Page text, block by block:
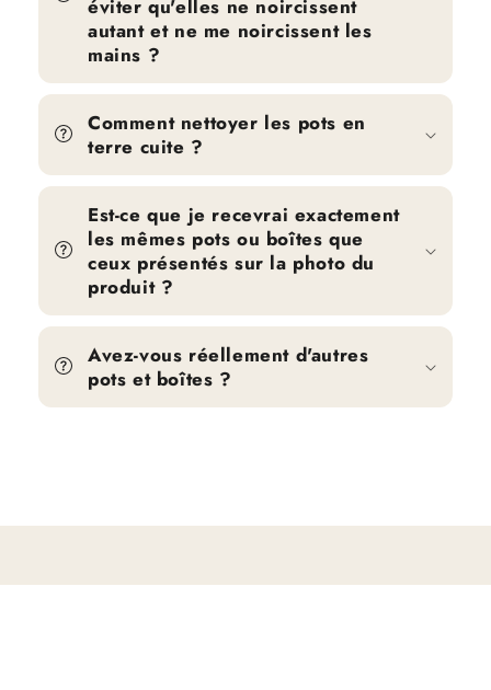
éviter qu'elles ne noircissent
autant et ne me noircissent les
mains ?
Comment nettoyer les pots en
terre cuite ?
Est-ce que je recevrai exactement
les mêmes pots ou boîtes que
ceux présentés sur la photo du
produit ?
Avez-vous réellement d'autres
pots et boîtes ?